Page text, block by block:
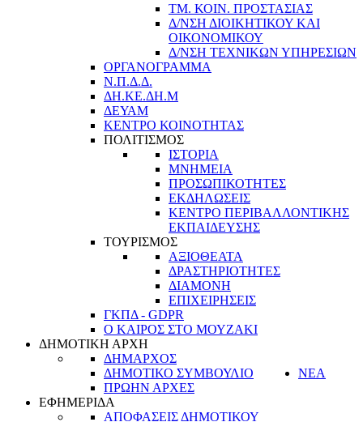
ΤΜ. ΚΟΙΝ. ΠΡΟΣΤΑΣΙΑΣ
Δ/ΝΣΗ ΔΙΟΙΚΗΤΙΚΟΥ ΚΑΙ
ΟΙΚΟΝΟΜΙΚΟΥ
Δ/ΝΣΗ ΤΕΧΝΙΚΩΝ ΥΠΗΡΕΣΙΩΝ
ΟΡΓΑΝΟΓΡΑΜΜΑ
Ν.Π.Δ.Δ.
ΔΗ.ΚΕ.ΔΗ.Μ
ΔΕΥΑΜ
ΚΕΝΤΡΟ ΚΟΙΝΟΤΗΤΑΣ
ΠΟΛΙΤΙΣΜΟΣ
ΙΣΤΟΡΙΑ
ΜΝΗΜΕΙΑ
ΠΡΟΣΩΠΙΚΟΤΗΤΕΣ
ΕΚΔΗΛΩΣΕΙΣ
ΚΕΝΤΡΟ ΠΕΡΙΒΑΛΛΟΝΤΙΚΗΣ
ΕΚΠΑΙΔΕΥΣΗΣ
ΤΟΥΡΙΣΜΟΣ
ΑΞΙΟΘΕΑΤΑ
ΔΡΑΣΤΗΡΙΟΤΗΤΕΣ
ΔΙΑΜΟΝΗ
ΕΠΙΧΕΙΡΗΣΕΙΣ
ΓΚΠΔ - GDPR
Ο ΚΑΙΡΟΣ ΣΤΟ ΜΟΥΖΑΚΙ
ΔΗΜΟΤΙΚΗ ΑΡΧΗ
ΔΗΜΑΡΧΟΣ
ΔΗΜΟΤΙΚΟ ΣΥΜΒΟΥΛΙΟ
ΠΡΩΗΝ ΑΡΧΕΣ
ΝΕΑ
ΕΦΗΜΕΡΙΔΑ
ΑΠΟΦΑΣΕΙΣ ΔΗΜΟΤΙΚΟΥ